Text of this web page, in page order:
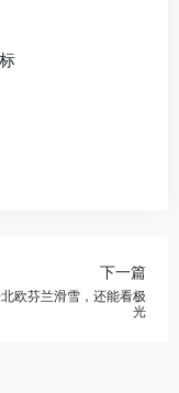
下一篇
欧芬兰滑雪，还能看极
光